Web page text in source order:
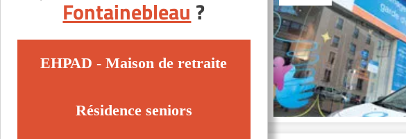
Saint-Thibault-des-Vignes (77400)
Tournan-en-Brie (77220)
Fontainebleau ?
EHPAD - Maison de retraite
Résidence seniors